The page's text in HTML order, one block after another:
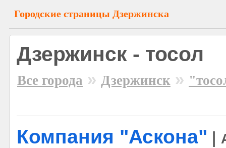
Городские страницы Дзержинска
Дзержинск - тосол
Все города » Дзержинск »
Компания "Аскона"